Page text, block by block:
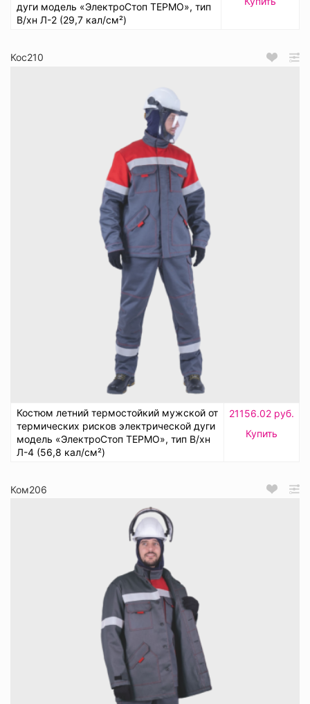
дуги модель «ЭлектроСтоп ТЕРМО», тип
В/хн Л-2 (29,7 кал/см²)
Кос210
Костюм летний термостойкий мужской от
термических рисков электрической дуги
модель «ЭлектроСтоп ТЕРМО», тип В/хн
Л-4 (56,8 кал/см²)
21156.02 руб.
Купить
Ком206